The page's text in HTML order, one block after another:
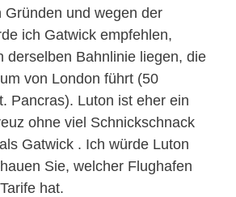
Gründen und wegen der
ich Gatwick empfehlen,
derselben Bahnlinie liegen, die
von London führt (50
Pancras). Luton ist eher ein
ohne viel Schnickschnack
Gatwick . Ich würde Luton
Sie, welcher Flughafen
hat.